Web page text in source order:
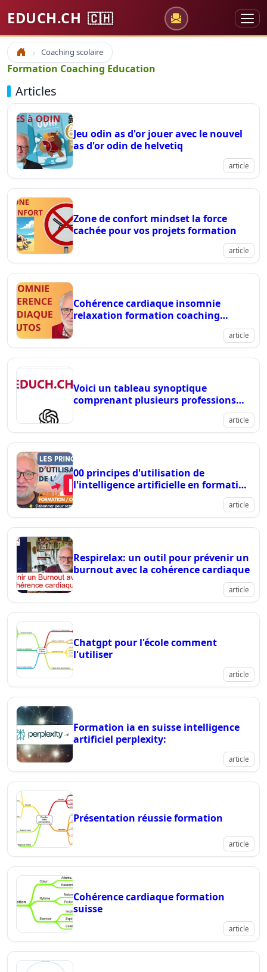
EDUCH.CH 🇨🇭
Accueil Coaching scolaire
Formation Coaching Education
Articles
Jeu odin as d'or jouer avec le nouvel
as d'or odin de helvetiq
article
Zone de confort mindset la force
cachée pour vos projets formation
article
Cohérence cardiaque insomnie
relaxation formation coaching
article
Voici un tableau synoptique
comprenant plusieurs professions
socio-éducatives en suisse, leurs proc
article
00 principes d'utilisation de
l'intelligence artificielle en formation
article
Respirelax: un outil pour prévenir un
burnout avec la cohérence cardiaque
article
Chatgpt pour l'école comment
l'utiliser
article
Formation ia en suisse intelligence
artificiel perplexity:
article
Présentation réussie formation
article
Cohérence cardiaque formation
suisse
article